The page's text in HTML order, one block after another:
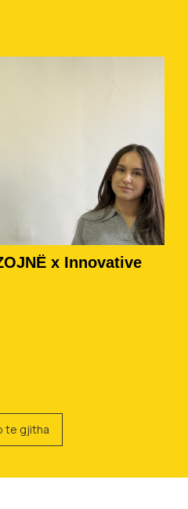
x Innovative
te gjitha